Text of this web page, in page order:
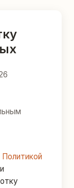
Политикой
и